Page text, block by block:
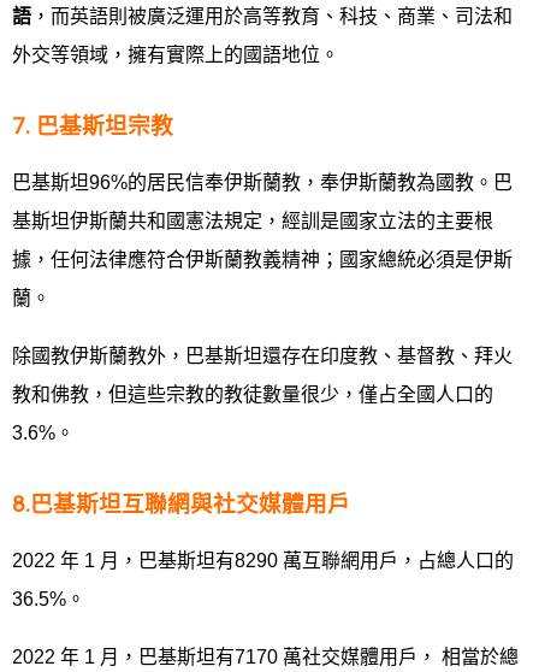
語 ，而英語則被廣泛運用於高等教育、科技、商業、司法和
外交等領域，擁有實際上的國語地位。
7. 巴基斯坦宗教
巴基斯坦96%的居民信奉伊斯蘭教，奉伊斯蘭教為國教。巴
基斯坦伊斯蘭共和國憲法規定，經訓是國家立法的主要根
據，任何法律應符合伊斯蘭教義精神；國家總統必須是伊斯
蘭。
除國教伊斯蘭教外，巴基斯坦還存在印度教、基督教、拜火
教和佛教，但這些宗教的教徒數量很少，僅占全國人口的
3.6%。
8.巴基斯坦互聯網與社交媒體用戶
2022 年 1 月，巴基斯坦有8290 萬互聯網用戶，占總人口的
36.5%。
2022 年 1 月，巴基斯坦有7170 萬社交媒體用戶， 相當於總